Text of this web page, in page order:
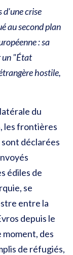
d'une crise
au second plan
: sa
un "État
hostile,
du
les frontières
sont déclarées
édiles de
se
entre la
depuis le
moment, des
de réfugiés,